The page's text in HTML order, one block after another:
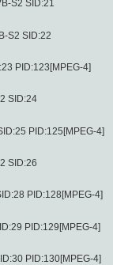
S2 SID:21
S2 SID:22
PID:123[MPEG-4]
SID:24
PID:125[MPEG-4]
SID:26
PID:128[MPEG-4]
PID:129[MPEG-4]
PID:130[MPEG-4]